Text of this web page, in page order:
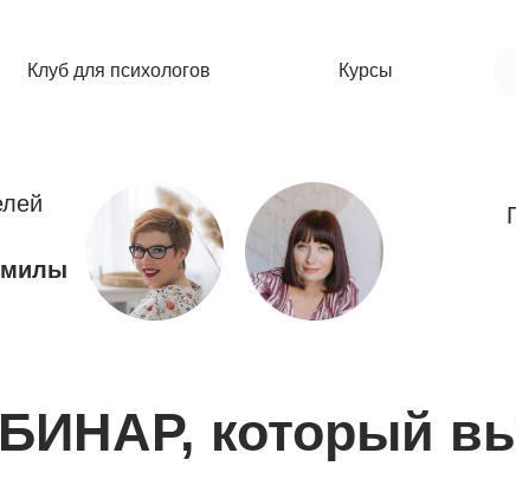
Курсы
Клуб для психологов
ждали!